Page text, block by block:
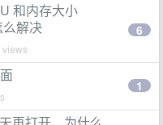
和内存大小
解决
6
1